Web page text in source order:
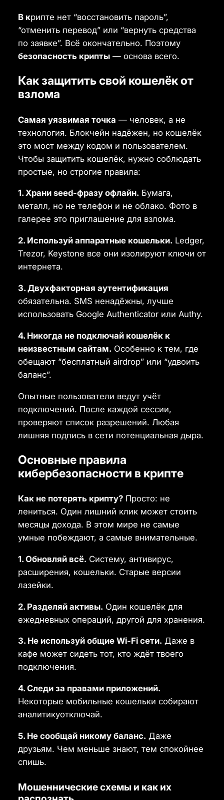
В крипте нет “восстановить пароль”,
“отменить перевод” или “вернуть средства
по заявке”. Всё окончательно. Поэтому
безопасность крипты— основа всего.
Как защитить свой кошелёк от
взлома
Самая уязвимая точка — человек, а не
технология. Блокчейн надёжен, но кошелёк
это мост между кодом и пользователем.
Чтобы защитить кошелёк, нужно соблюдать
простые, но строгие правила:
1. Храни seed-фразу офлайн. Бумага,
металл, но не телефон и не облако. Фото в
галерее это приглашение для взлома.
2. Используй аппаратные кошельки. Ledger,
Trezor, Keystone все они изолируют ключи от
интернета.
3. Двухфакторная аутентификация
обязательна. SMS ненадёжны, лучше
использовать Google Authenticator или Authy.
4. Никогда не подключай кошелёк к
неизвестным сайтам. Особенно к тем, где
обещают “бесплатный airdrop” или “удвоить
баланс”.
Опытные пользователи ведут учёт
подключений. После каждой сессии,
проверяют список разрешений. Любая
лишняя подпись в сети потенциальная дыра.
Основные правила
кибербезопасности в крипте
Как не потерять крипту?Просто: не
лениться. Один лишний клик может стоить
месяцы дохода. В этом мире не самые
умные побеждают, а самые внимательные.
1. Обновляй всё. Систему, антивирус,
расширения, кошельки. Старые версии
лазейки.
2. Разделяй активы. Один кошелёк для
ежедневных операций, другой для хранения.
3. Не используй общие Wi-Fi сети. Даже в
кафе может сидеть тот, кто ждёт твоего
подключения.
4. Следи за правами приложений.
Некоторые мобильные кошельки собирают
аналитикуотключай.
5. Не сообщай никому баланс. Даже
друзьям. Чем меньше знают, тем спокойнее
спишь.
Мошеннические схемы и как их